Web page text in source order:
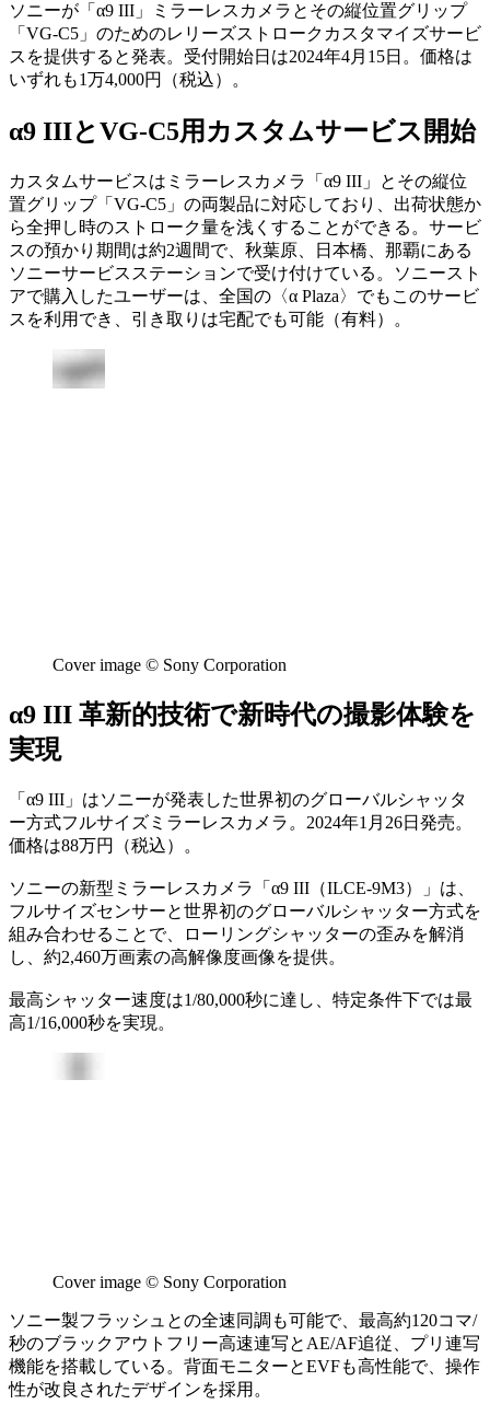
ソニーが「α9 III」ミラーレスカメラとその縦位置グリップ
「VG-C5」のためのレリーズストロークカスタマイズサービ
スを提供すると発表。受付開始日は2024年4月15日。価格は
いずれも1万4,000円（税込）。
α9 IIIとVG-C5用カスタムサービス開始
カスタムサービスはミラーレスカメラ「α9 III」とその縦位
置グリップ「VG-C5」の両製品に対応しており、出荷状態か
ら全押し時のストローク量を浅くすることができる。サービ
スの預かり期間は約2週間で、秋葉原、日本橋、那覇にある
ソニーサービスステーションで受け付けている。ソニースト
アで購入したユーザーは、全国の〈α Plaza〉でもこのサービ
スを利用でき、引き取りは宅配でも可能（有料）。
Cover image © Sony Corporation
α9 III 革新的技術で新時代の撮影体験を
実現
「α9 III」はソニーが発表した世界初のグローバルシャッタ
ー方式フルサイズミラーレスカメラ 。 2024年1月26日発売。
価格は88万円（税込）。
ソニーの新型ミラーレスカメラ「α9 III（ILCE-9M3）」は、
フルサイズセンサーと世界初のグローバルシャッター方式を
組み合わせることで、ローリングシャッターの歪みを解消
し、約2,460万画素の高解像度画像を提供。
最高シャッター速度は1/80,000秒に達し、特定条件下では最
高1/16,000秒を実現。
Cover image © Sony Corporation
ソニー製フラッシュとの全速同調も可能で、最高約120コマ/
秒のブラックアウトフリー高速連写とAE/AF追従、プリ連写
機能を搭載している。背面モニターとEVFも高性能で、操作
性が改良されたデザインを採用。